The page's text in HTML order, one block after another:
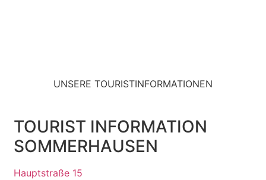
UNSERE TOURIST­INFORMATIONEN
TOURIST INFORMATION
SOMMERHAUSEN
Hauptstraße 15